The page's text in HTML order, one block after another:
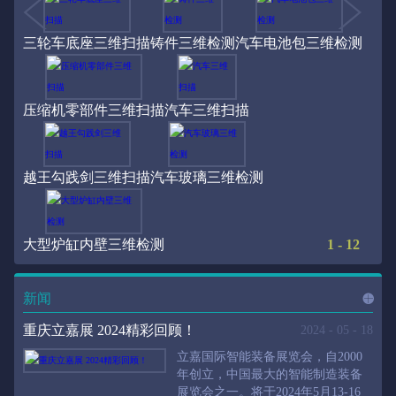
三轮车底座三维扫描铸件三维检测汽车电池包三维检测
压缩机零部件三维扫描汽车三维扫描
越王勾践剑三维扫描汽车玻璃三维检测
大型炉缸内壁三维检测 1 - 12
新闻
重庆立嘉展 2024精彩回顾！
立嘉国际智能装备展览会，自2000
年创立，中国最大的智能制造装备
展览会之一。将于2024年5月13-16
2024 - 05 - 18
闻